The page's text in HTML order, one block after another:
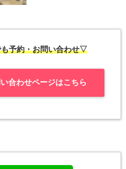
予約・お問い合わせ▽
合わせページはこちら